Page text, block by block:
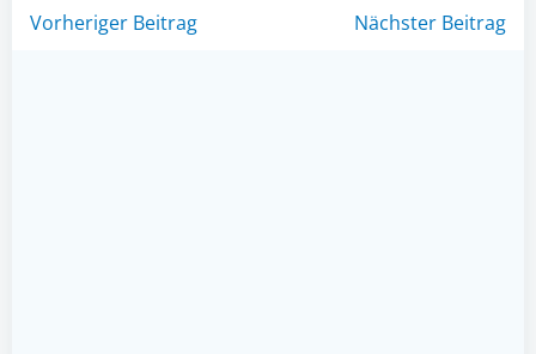
Post
Vorheriger Beitrag
PostNächster Beitrag